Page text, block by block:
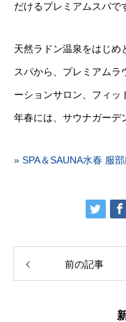
だけるプレミアムスパで
天然ラドン温泉をはじめ
スパから、プレミアム
ーションサロン、フィッ
年春には、サウナガーデ
» SPA＆SAUNA水春 服
前の記事